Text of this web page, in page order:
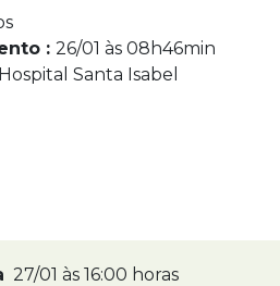
: 26/01 às 08h46min
Hospital Santa Isabel
27/01 às 16:00 horas